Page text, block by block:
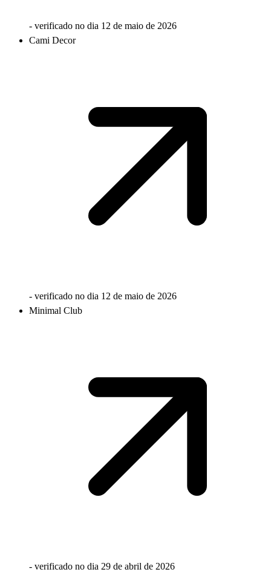
- verificado no dia 12 de maio de 2026
Cami Decor
- verificado no dia 12 de maio de 2026
Minimal Club
- verificado no dia 29 de abril de 2026